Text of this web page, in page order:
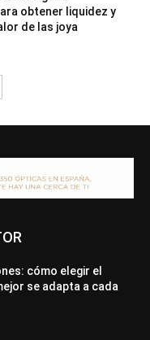
obtener liquidez y
de las joya
cómo elegir el
se adapta a cada